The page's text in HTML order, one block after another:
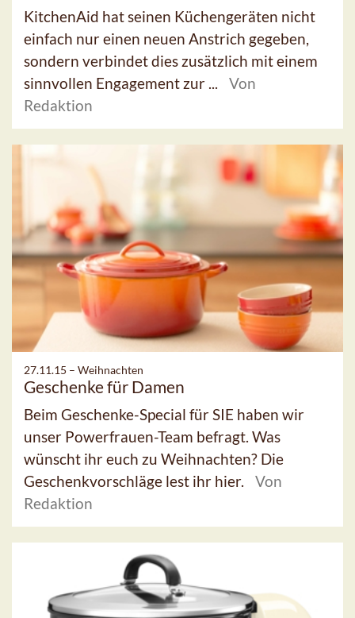
KitchenAid hat seinen Küchengeräten nicht
einfach nur einen neuen Anstrich gegeben,
sondern verbindet dies zusätzlich mit einem
sinnvollen Engagement zur ...
Von
Redaktion
27.11.15 – Weihnachten
Geschenke für Damen
Beim Geschenke-Special für SIE haben wir
unser Powerfrauen-Team befragt. Was
wünscht ihr euch zu Weihnachten? Die
Geschenkvorschläge lest ihr hier.
Von
Redaktion